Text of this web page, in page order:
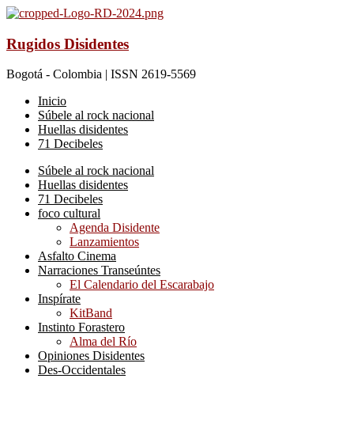
Rugidos Disidentes
Bogotá - Colombia | ISSN 2619-5569
Inicio
Súbele al rock nacional
Huellas disidentes
71 Decibeles
Súbele al rock nacional
Huellas disidentes
71 Decibeles
foco cultural
Agenda Disidente
Lanzamientos
Asfalto Cinema
Narraciones Transeúntes
El Calendario del Escarabajo
Inspírate
KitBand
Instinto Forastero
Alma del Río
Opiniones Disidentes
Des-Occidentales